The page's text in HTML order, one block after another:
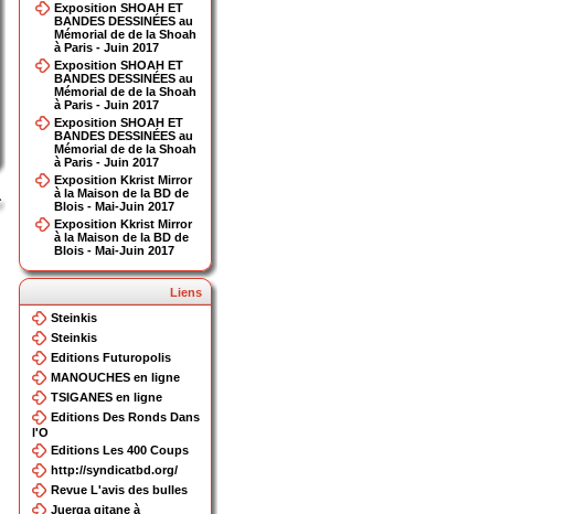
Exposition SHOAH ET
BANDES DESSINÉES au
Mémorial de de la Shoah
à Paris - Juin 2017
Exposition SHOAH ET
BANDES DESSINÉES au
Mémorial de de la Shoah
à Paris - Juin 2017
Exposition SHOAH ET
BANDES DESSINÉES au
Mémorial de de la Shoah
à Paris - Juin 2017
Exposition Kkrist Mirror
à la Maison de la BD de
Blois - Mai-Juin 2017
Exposition Kkrist Mirror
à la Maison de la BD de
Blois - Mai-Juin 2017
Liens
Steinkis
Steinkis
Editions Futuropolis
MANOUCHES en ligne
TSIGANES en ligne
Editions Des Ronds Dans
l'O
Editions Les 400 Coups
http://syndicatbd.org/
Revue L'avis des bulles
Juerga gitane à